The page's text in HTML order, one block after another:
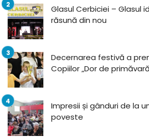
Glasul Cerbiciei – Glasul
răsună din nou
Decernarea festivă a
Copiilor „Dor de
Impresii și gânduri de la
poveste